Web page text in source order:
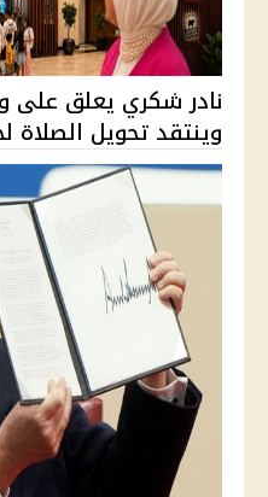
نادر شكري يعلق على
وينتقد تحويل